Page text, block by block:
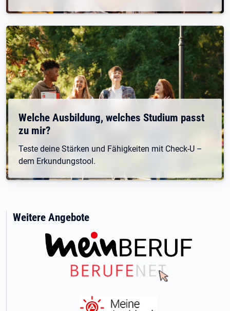
Welche Ausbildung, welches Studium passt
zu mir?
Teste deine Stärken und Fähigkeiten mit Check-U –
dem Erkundungstool.
Weitere Angebote